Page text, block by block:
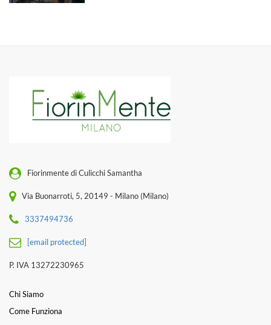
Fiorinmente di Culicchi Samantha
Via Buonarroti, 5, 20149 - Milano (Milano)
3337494736
[email protected]
P. IVA 13272230965
Chi Siamo
Come Funziona